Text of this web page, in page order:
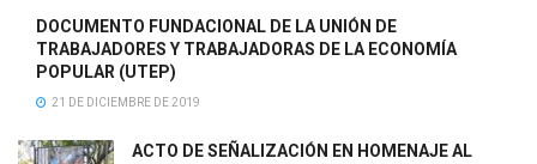
DOCUMENTO FUNDACIONAL DE LA UNIÓN DE
TRABAJADORES Y TRABAJADORAS DE LA ECONOMÍA
POPULAR (UTEP)
21 DE DICIEMBRE DE 2019
ACTO DE SEÑALIZACIÓN EN HOMENAJE AL